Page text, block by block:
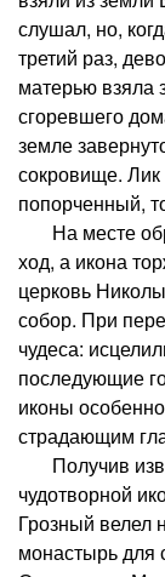
слушал, но,
третий раз,
матерью взяла
сгоревшего
земле
сокровище.
попорченный,
На месте
ход, а икона
церковь
собор. При
чудеса:
последующие
иконы
страдающим
Получив
чудотворной
Грозный велел
монастырь для